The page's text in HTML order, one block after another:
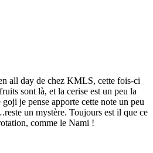
all day de chez KMLS, cette fois-ci
sont là, et la cerise est un peu la
je pense apporte cette note un peu
un mystère. Toujours est il que ce
comme le Nami !